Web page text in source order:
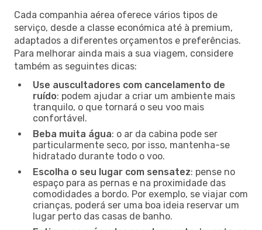
Cada companhia aérea oferece vários tipos de
serviço, desde a classe económica até à premium,
adaptados a diferentes orçamentos e preferências.
Para melhorar ainda mais a sua viagem, considere
também as seguintes dicas:
Use auscultadores com cancelamento de
ruído: podem ajudar a criar um ambiente mais
tranquilo, o que tornará o seu voo mais
confortável.
Beba muita água: o ar da cabina pode ser
particularmente seco, por isso, mantenha-se
hidratado durante todo o voo.
Escolha o seu lugar com sensatez: pense no
espaço para as pernas e na proximidade das
comodidades a bordo. Por exemplo, se viajar com
crianças, poderá ser uma boa ideia reservar um
lugar perto das casas de banho.